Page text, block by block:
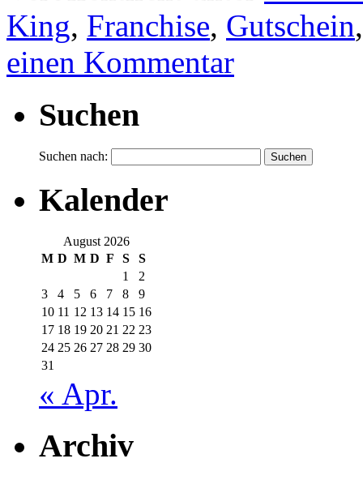
King, Franchise, Gutschein
einen Kommentar
Suchen
Suchen nach:
Kalender
August 2026
M D M D F S
S
1
2
3
4 5 6 7 8
9
10 11 12 13 14 15 16
17 18 19 20 21 22 23
24 25 26 27 28 29 30
31
« Apr.
Archiv